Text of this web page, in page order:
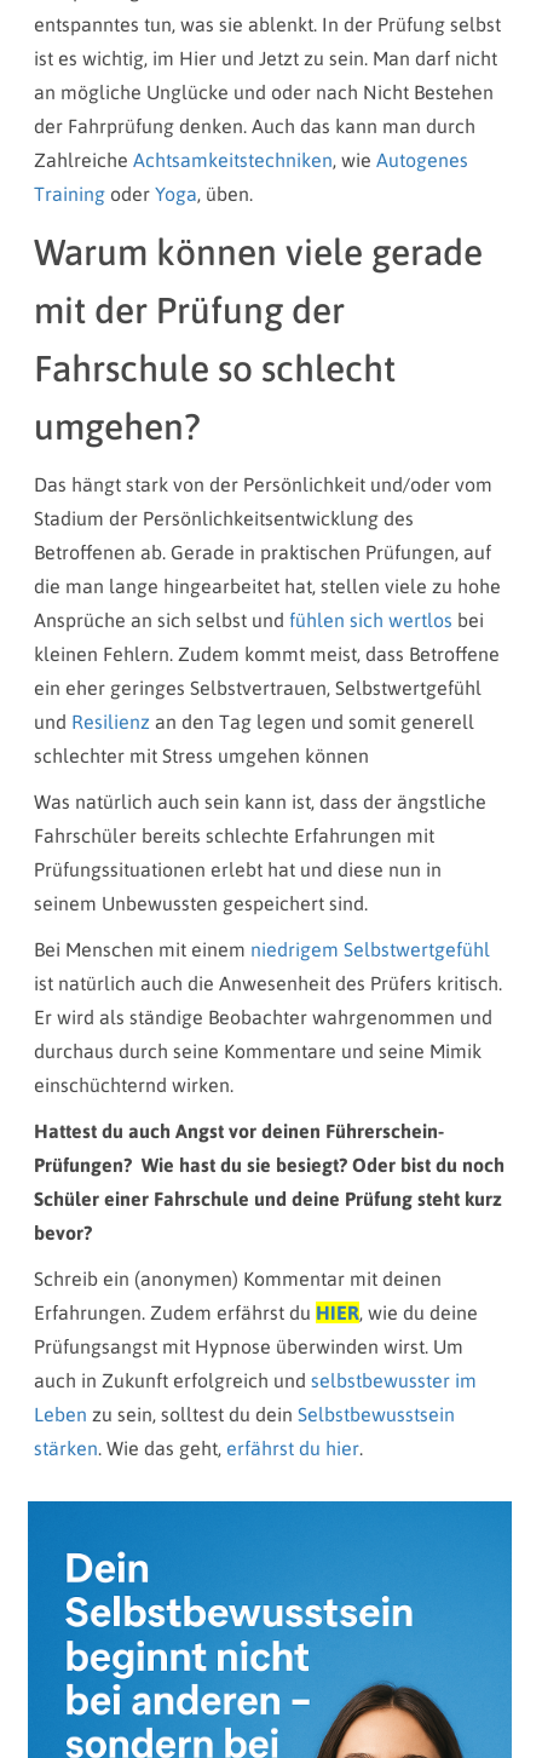
entspanntes tun, was sie ablenkt. In der Prüfung selbst
ist es wichtig, im Hier und Jetzt zu sein. Man darf nicht
an mögliche Unglücke und oder nach Nicht Bestehen
der Fahrprüfung denken. Auch das kann man durch
Zahlreiche Achtsamkeitstechniken, wie Autogenes
Training oder Yoga, üben.
Warum können viele gerade
mit der Prüfung der
Fahrschule so schlecht
umgehen?
Das hängt stark von der Persönlichkeit und/oder vom
Stadium der Persönlichkeitsentwicklung des
Betroffenen ab. Gerade in praktischen Prüfungen, auf
die man lange hingearbeitet hat, stellen viele zu hohe
Ansprüche an sich selbst und fühlen sich wertlos bei
kleinen Fehlern. Zudem kommt meist, dass Betroffene
ein eher geringes Selbstvertrauen, Selbstwertgefühl
und Resilienz an den Tag legen und somit generell
schlechter mit Stress umgehen können
Was natürlich auch sein kann ist, dass der ängstliche
Fahrschüler bereits schlechte Erfahrungen mit
Prüfungssituationen erlebt hat und diese nun in
seinem Unbewussten gespeichert sind.
Bei Menschen mit einem niedrigem Selbstwertgefühl
ist natürlich auch die Anwesenheit des Prüfers kritisch.
Er wird als ständige Beobachter wahrgenommen und
durchaus durch seine Kommentare und seine Mimik
einschüchternd wirken.
Hattest du auch Angst vor deinen Führerschein-
Prüfungen? Wie hast du sie besiegt? Oder bist du noch
Schüler einer Fahrschule und deine Prüfung steht kurz
bevor?
Schreib ein (anonymen) Kommentar mit deinen
Erfahrungen. Zudem erfährst du HIER, wie du deine
Prüfungsangst mit Hypnose überwinden wirst. Um
auch in Zukunft erfolgreich und selbstbewusster im
Leben zu sein, solltest du dein Selbstbewusstsein
stärken. Wie das geht, erfährst du hier.